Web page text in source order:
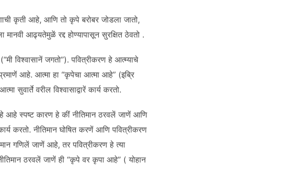
कृती आहे, आणि तो कृपे बरोबर जोडला जातो,
मानवी आढ्यतेमुळें रद्द होण्यापासून सुरक्षित ठेवतो .
विश्वासानें जगतो”). पवित्रीकरण हे आत्म्याचे
आहे. आत्मा हा “कृपेचा आत्मा आहे” (इब्रि
सुवार्ते वरील विश्वासाद्वारें कार्य करतो.
आहे स्पष्ट कारण हे कीं नीतिमान ठरवलें जाणें आणि
करतो. नीतिमान घोषित करणें आणि पवित्रीकरण
गणिलें जाणें आहे, तर पवित्रीकरण हे त्या
ठरवलें जाणें ही “कृपे वर कृपा आहे” ( योहान